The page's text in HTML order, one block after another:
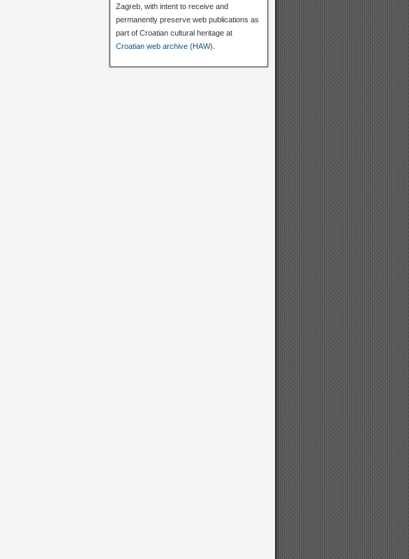
Zagreb, with intent to receive and
permanently preserve web publications as
part of Croatian cultural heritage at
Croatian web archive (HAW)